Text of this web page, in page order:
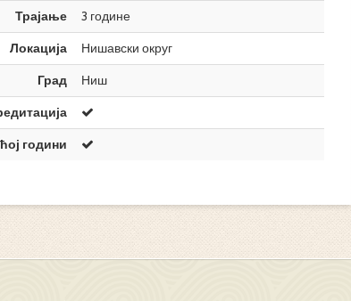
Трајање
3 године
Локација
Нишавски округ
Град
Ниш
години